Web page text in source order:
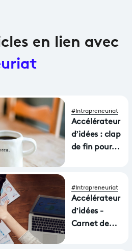
en lien avec
#Intrapreneuriat
Accélérateur
d’idées : clap
de fin pour
#Intrapreneuriat
Accélérateur
d’idées -
Carnet de